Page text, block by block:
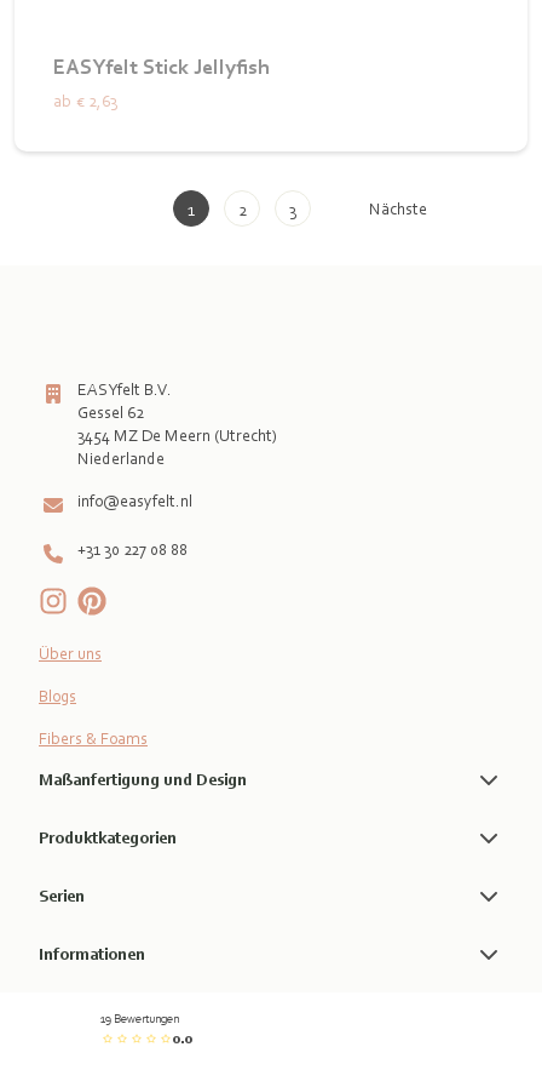
EASYfelt Stick Jellyfish
ab € 2,63
1 2 3 Nächste
EASYfelt B.V.
Gessel 62
3454 MZ De Meern (Utrecht)
info@easyfelt.nl
+31 30 227 08 88
Über uns
Blogs
Fibers & Foams
Maßanfertigung und Design
Produktkategorien
Serien
Informationen
19 Bewertungen
0.0